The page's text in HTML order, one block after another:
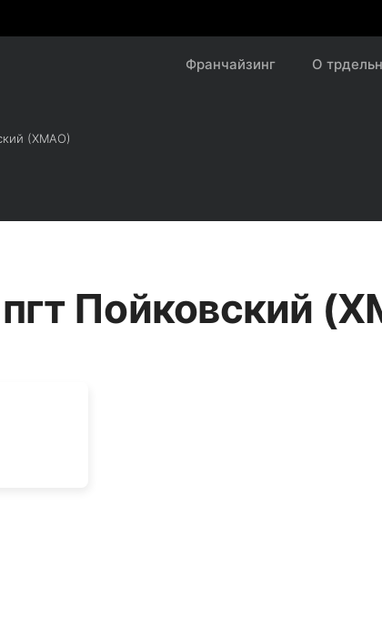
Франчайзинг О
(ХМАО)
Пойковский